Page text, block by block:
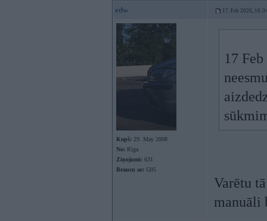
edw 17. Feb 2026,
Kopš: 29. May 2008
No: Rīga
Ziņojumi: 631
Braucu ar: G05
17
Varētu
manuāli